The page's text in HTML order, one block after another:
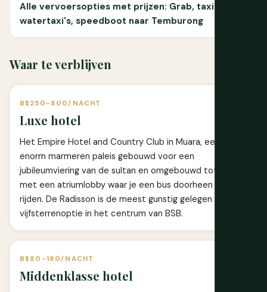
Alle vervoersopties met prijzen: Grab, taxi's,
watertaxi's, speedboot naar Temburong
Waar te verblijven
B$250-800/NACHT
Luxe hotel
Het Empire Hotel and Country Club in Muara, een
enorm marmeren paleis gebouwd voor een
jubileumviering van de sultan en omgebouwd tot hotel
met een atriumlobby waar je een bus doorheen kunt
rijden. De Radisson is de meest gunstig gelegen
vijfsterrenoptie in het centrum van BSB.
B$80-180/NACHT
Middenklasse hotel